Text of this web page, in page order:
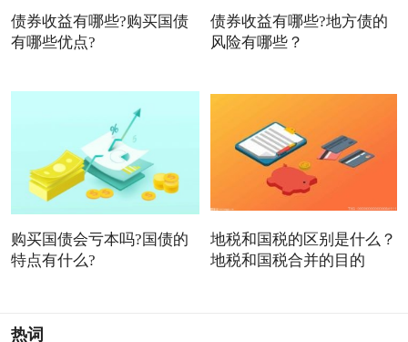
债券收益有哪些?购买国债
有哪些优点?
债券收益有哪些?地方债的
风险有哪些？
购买国债会亏本吗?国债的
特点有什么?
地税和国税的区别是什么？
地税和国税合并的目的
热词